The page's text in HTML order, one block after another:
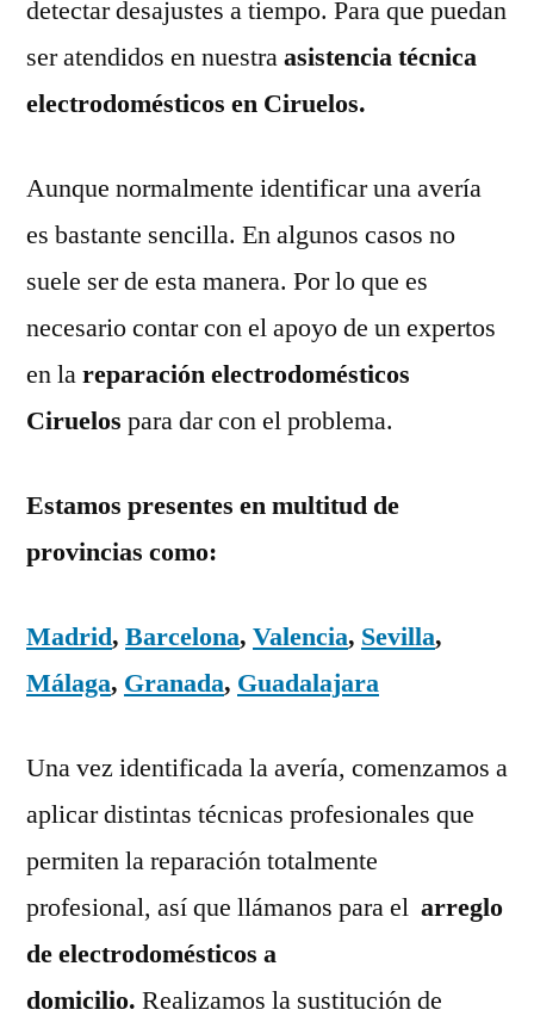
detectar desajustes a tiempo. Para que puedan
ser atendidos en nuestraasistencia técnica
electrodomésticos en Ciruelos.
Aunque normalmente identificar una avería
es bastante sencilla. En algunos casos no
suele ser de esta manera. Por lo que es
necesario contar con el apoyo de un expertos
en lareparación electrodomésticos
Ciruelos para dar con el problema.
Estamos presentes en multitud de
provincias como:
Madrid, Barcelona, Valencia, Sevilla,
Málaga, Granada, Guadalajara
Una vez identificada la avería, comenzamos a
aplicar distintas técnicas profesionales que
permiten la reparación totalmente
profesional, así que llámanos para el arreglo
de electrodomésticos a
domicilio. Realizamos la sustitución de